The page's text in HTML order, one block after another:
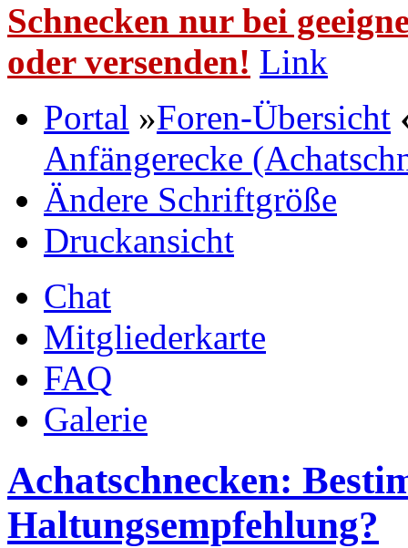
Schnecken nur bei
oder versenden! Link
Portal »Foren-Übersicht
Anfängerecke
Ändere Schriftgröße
Druckansicht
Chat
Mitgliederkarte
FAQ
Galerie
Achatschnecken:
Haltungsempfehlung?